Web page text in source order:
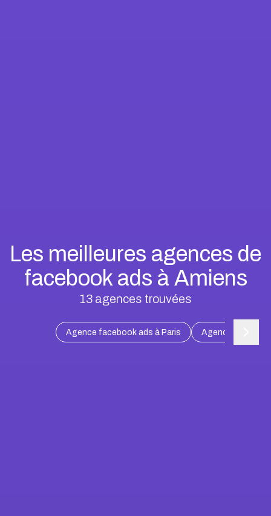
Les meilleures agences de
facebook ads à Amiens
13agences trouvées
Agence facebook ads à Paris Agence